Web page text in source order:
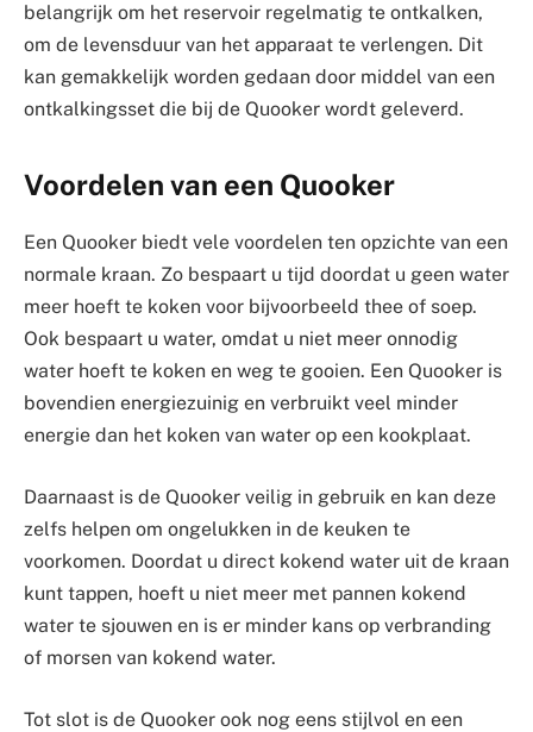
belangrijk om het reservoir regelmatig te ontkalken,
om de levensduur van het apparaat te verlengen. Dit
kan gemakkelijk worden gedaan door middel van een
ontkalkingsset die bij de Quooker wordt geleverd.
Voordelen van een Quooker
Een Quooker biedt vele voordelen ten opzichte van een
normale kraan. Zo bespaart u tijd doordat u geen water
meer hoeft te koken voor bijvoorbeeld thee of soep.
Ook bespaart u water, omdat u niet meer onnodig
water hoeft te koken en weg te gooien. Een Quooker is
bovendien energiezuinig en verbruikt veel minder
energie dan het koken van water op een kookplaat.
Daarnaast is de Quooker veilig in gebruik en kan deze
zelfs helpen om ongelukken in de keuken te
voorkomen. Doordat u direct kokend water uit de kraan
kunt tappen, hoeft u niet meer met pannen kokend
water te sjouwen en is er minder kans op verbranding
of morsen van kokend water.
Tot slot is de Quooker ook nog eens stijlvol en een